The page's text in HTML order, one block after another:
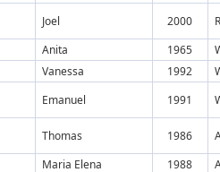
Joel 2000
Anita 1965
Vanessa 1992
Emanuel 1991
Thomas 1986
Maria Elena 1988